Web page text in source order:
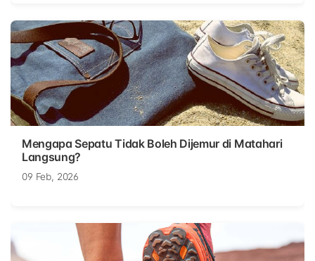
Mengapa Sepatu Tidak Boleh Dijemur di Matahari
Langsung?
09 Feb, 2026